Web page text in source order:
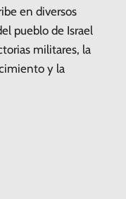
en diversos
pueblo de Israel
militares, la
y la